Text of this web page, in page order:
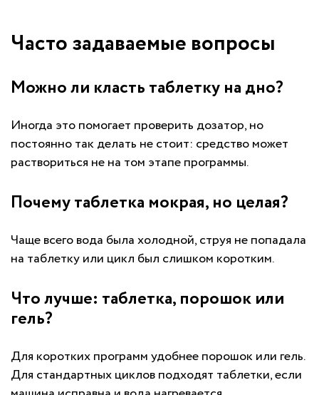
Часто задаваемые вопросы
Можно ли класть таблетку на дно?
Иногда это помогает проверить дозатор, но
постоянно так делать не стоит: средство может
раствориться не на том этапе программы.
Почему таблетка мокрая, но целая?
Чаще всего вода была холодной, струя не попадала
на таблетку или цикл был слишком коротким.
Что лучше: таблетка, порошок или
гель?
Для коротких программ удобнее порошок или гель.
Для стандартных циклов подходят таблетки, если